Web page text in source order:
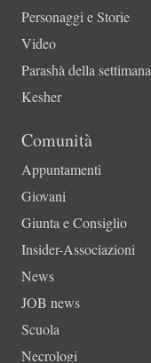
Personaggi e Storie
Video
Parashà della settimana
Kesher
Comunità
Appuntamenti
Giovani
Giunta e Consiglio
Insider-Associazioni
News
JOB news
Scuola
Necrologi